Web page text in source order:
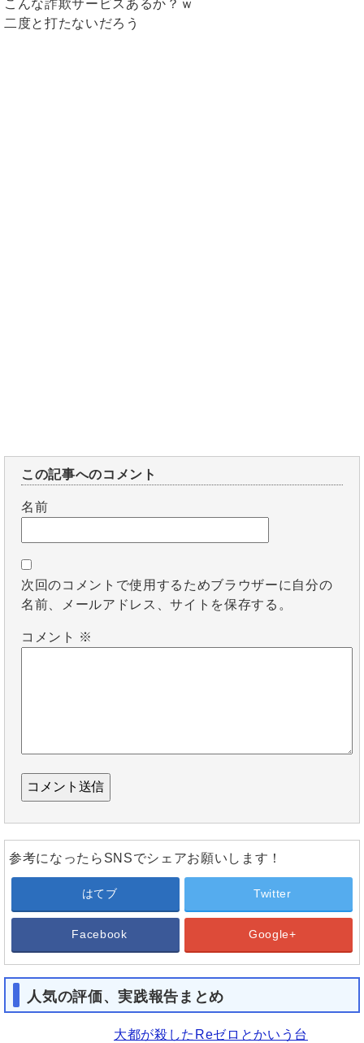
こんな詐欺サービスあるか？ｗ
二度と打たないだろう
この記事へのコメント
名前
次回のコメントで使用するためブラウザーに自分の
名前、メールアドレス、サイトを保存する。
コメント ※
参考になったらSNSでシェアお願いします！
はてブ Twitter
Facebook Google+
人気の評価、実践報告まとめ
大都が殺したReゼロとかいう台